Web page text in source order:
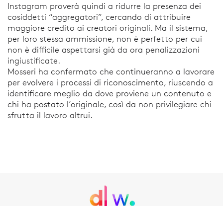
Instagram proverà quindi a ridurre la presenza dei
cosiddetti “aggregatori”, cercando di attribuire
maggiore credito ai creatori originali. Ma il sistema,
per loro stessa ammissione, non è perfetto per cui
non è difficile aspettarsi già da ora penalizzazioni
ingiustificate.
Mosseri ha confermato che continueranno a lavorare
per evolvere i processi di riconoscimento, riuscendo a
identificare meglio da dove proviene un contenuto e
chi ha postato l’originale, così da non privilegiare chi
sfrutta il lavoro altrui.